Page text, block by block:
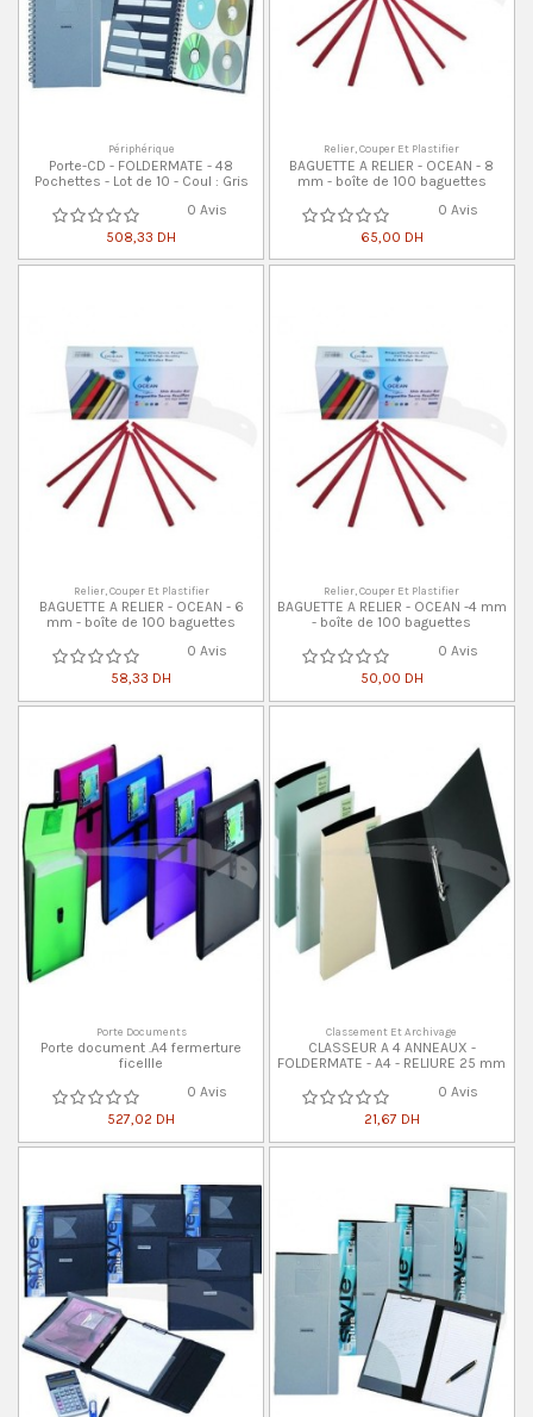
Périphérique
Porte-CD - FOLDERMATE - 48
Pochettes - Lot de 10 - Coul : Gris
0 Avis
508,33 DH
Relier, Couper Et Plastifier
BAGUETTE A RELIER - OCEAN - 8
mm - boîte de 100 baguettes
0 Avis
65,00 DH
Relier, Couper Et Plastifier
BAGUETTE A RELIER - OCEAN - 6
mm - boîte de 100 baguettes
0 Avis
58,33 DH
Relier, Couper Et Plastifier
BAGUETTE A RELIER - OCEAN -4 mm
- boîte de 100 baguettes
0 Avis
50,00 DH
Porte Documents
Porte document .A4 fermerture
ficellle
0 Avis
527,02 DH
Classement Et Archivage
CLASSEUR A 4 ANNEAUX -
FOLDERMATE - A4 - RELIURE 25 mm
0 Avis
21,67 DH